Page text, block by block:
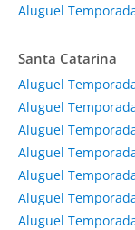
Aluguel
Santa Catarina
Aluguel
Aluguel
Aluguel
Aluguel
Aluguel
Aluguel
Aluguel